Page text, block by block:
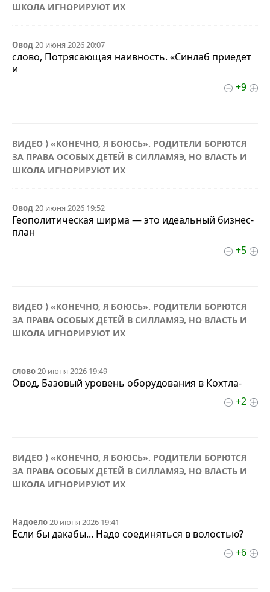
ШКОЛА ИГНОРИРУЮТ ИХ
Овод20 июня 2026 20:07
слово, Потрясающая наивность. «Синлаб приедет
и
+9
ВИДЕО ⟩ «КОНЕЧНО, Я БОЮСЬ». РОДИТЕЛИ БОРЮТСЯ
ЗА ПРАВА ОСОБЫХ ДЕТЕЙ В СИЛЛАМЯЭ, НО ВЛАСТЬ И
ШКОЛА ИГНОРИРУЮТ ИХ
Овод20 июня 2026 19:52
Геополитическая ширма — это идеальный бизнес-
план
+5
ВИДЕО ⟩ «КОНЕЧНО, Я БОЮСЬ». РОДИТЕЛИ БОРЮТСЯ
ЗА ПРАВА ОСОБЫХ ДЕТЕЙ В СИЛЛАМЯЭ, НО ВЛАСТЬ И
ШКОЛА ИГНОРИРУЮТ ИХ
слово20 июня 2026 19:49
Овод, Базовый уровень оборудования в Кохтла-
+2
ВИДЕО ⟩ «КОНЕЧНО, Я БОЮСЬ». РОДИТЕЛИ БОРЮТСЯ
ЗА ПРАВА ОСОБЫХ ДЕТЕЙ В СИЛЛАМЯЭ, НО ВЛАСТЬ И
ШКОЛА ИГНОРИРУЮТ ИХ
Надоело20 июня 2026 19:41
Если бы дакабы... Надо соединяться в волостью?
+6